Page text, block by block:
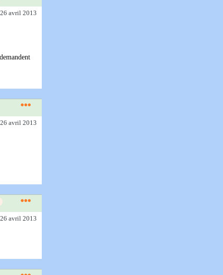
avril 2013
avril 2013
avril 2013